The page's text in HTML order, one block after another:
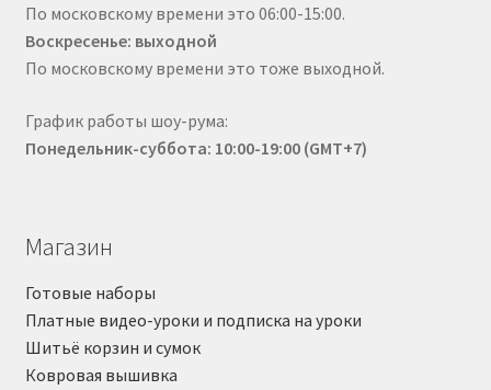
По московскому времени это 06:00-15:00.
Воскресенье: выходной
По московскому времени это тоже выходной.
График работы шоу-рума:
Понедельник-суббота: 10:00-19:00 (GMT+7)
Магазин
Готовые наборы
Платные видео-уроки и подписка на уроки
Шитьё корзин и сумок
Ковровая вышивка